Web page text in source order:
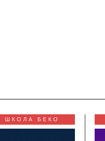
ШКОЛА БЕКО